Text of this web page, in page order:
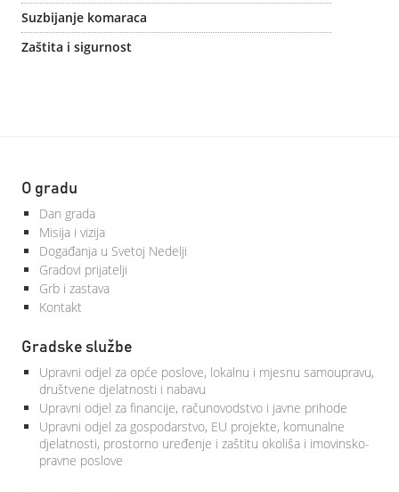
Suzbijanje komaraca
Zaštita i sigurnost
O gradu
Dan grada
Misija i vizija
Događanja u Svetoj Nedelji
Gradovi prijatelji
Grb i zastava
Kontakt
Gradske službe
Upravni odjel za opće poslove, lokalnu i mjesnu samoupravu,
društvene djelatnosti i nabavu
Upravni odjel za financije, računovodstvo i javne prihode
Upravni odjel za gospodarstvo, EU projekte, komunalne
djelatnosti, prostorno uređenje i zaštitu okoliša i imovinsko-
pravne poslove